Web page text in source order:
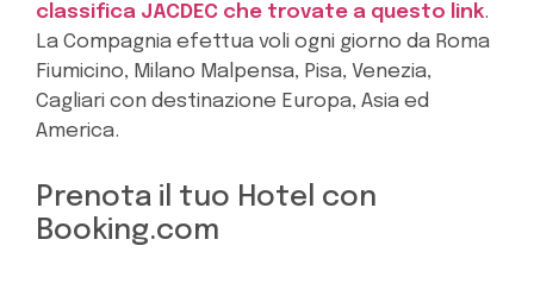
classifica JACDEC che trovate a questo link.
La Compagnia efettua voli ogni giorno da Roma
Fiumicino, Milano Malpensa, Pisa, Venezia,
Cagliari con destinazione Europa, Asia ed
America.
Prenota il tuo Hotel con
Booking.com